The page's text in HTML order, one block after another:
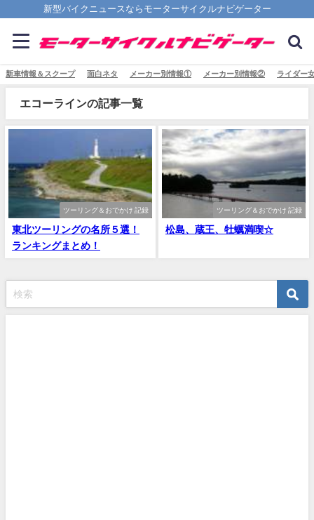
新型バイクニュースならモーターサイクルナビゲーター
新車情報＆スクープ 面白ネタ メーカー別情報① メーカー別情報② ライダー
エコーラインの記事一覧
ツーリング＆おでかけ 記録
東北ツーリングの名所５選！
ランキングまとめ！
ツーリング＆おでかけ 記録
松島、蔵王、牡蠣満喫☆